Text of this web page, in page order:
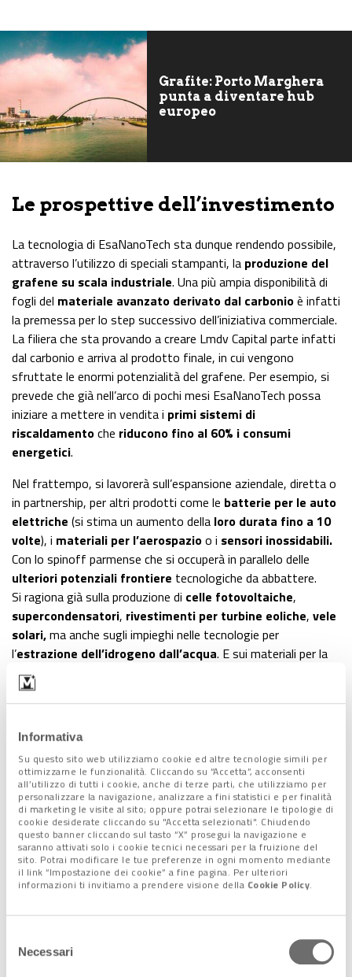
Informativa
Su questo sito web utilizziamo cookie ed altre tecnologie simili per
ottimizzarne le funzionalità. Cliccando su “Accetta”, acconsenti
all’utilizzo di tutti i cookie, anche di terze parti, che utilizziamo per
personalizzare la navigazione, analizzare a fini statistici e per finalità
di marketing le visite al sito; oppure potrai selezionare le tipologie di
cookie desiderate cliccando su "Accetta selezionati". Chiudendo
questo banner cliccando sul tasto “X” prosegui la navigazione e
saranno attivati solo i cookie tecnici necessari per la fruizione del
sito. Potrai modificare le tue preferenze in ogni momento mediante
il link “Impostazione dei cookie” a fine pagina. Per ulteriori
informazioni ti invitiamo a prendere visione della Cookie Policy.
delNecessari
Grafite: Porto Marghera
punta a diventare hub
europeo
Le prospettive dell’investimento
La tecnologia di EsaNanoTech sta dunque rendendo possibile,
attraverso l’utilizzo di speciali stampanti, la produzione del
grafene su scala industriale. Una più ampia disponibilità di
fogli del materiale avanzato derivato dal carbonioè infatti
la premessa per lo step successivo dell’iniziativa commerciale.
La filiera che sta provando a creare Lmdv Capital parte infatti
dal carbonio e arriva al prodotto finale, in cui vengono
sfruttate le enormi potenzialità del grafene. Per esempio, si
prevede che già nell’arco di pochi mesi EsaNanoTech possa
iniziare a mettere in vendita i primi sistemi di
riscaldamentoche riducono fino al 60% i consumi
energetici.
Nel frattempo, si lavorerà sull’espansione aziendale, diretta o
in partnership, per altri prodotti come le batterie per le auto
elettriche (si stima un aumento della loro durata fino a 10
volte), i materiali per l’aerospazioo i sensori inossidabili.
Con lo spinoff parmense che si occuperà in parallelo delle
ulteriori potenziali frontiere tecnologiche da abbattere.
Si ragiona già sulla produzione di celle fotovoltaiche,
supercondensatori, rivestimenti per turbine eoliche, vele
solari,ma anche sugli impieghi nelle tecnologie per
l’estrazione dell’idrogeno dall’acqua. E sui materiali per la
costruzione di
caso, già nel 2013 la Ue ha stanziato 1 miliardo per la ricerca
sul grafene.
Il grafene: conosciamolo meglio
Ma cosa differenzia il carbonio del grafene da quello che
compone la mina di una matita o un diamante?
Nella grafite che si usa per scrivere, gliatomisi legano in
maniera casuale; nel brillante e nel grafene invece in una
struttura ordinata. Quel che cambia, in questo caso, è lo
: appena un atomo, nel nuovo materiale, per questo
definito “2D”.